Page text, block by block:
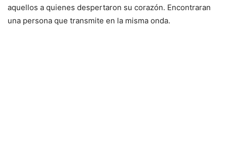
aquellos a quienes despertaron su corazón. Encontraran
una persona que transmite en la misma onda.